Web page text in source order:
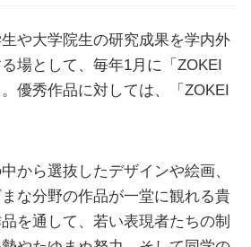
や大学院生の研究成果を学内外
場として、毎年1月に「ZOKEI
優秀作品に対しては、「ZOKEI
から選抜したデザインや絵画、
な分野の作品が一堂に観れる貴
を通して、若い表現者たちの制